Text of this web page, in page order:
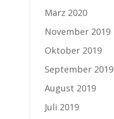
März 2020
November 2019
Oktober 2019
September 2019
August 2019
Juli 2019